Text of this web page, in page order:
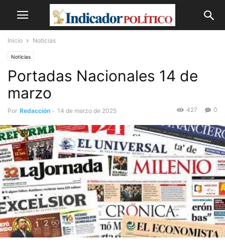
Inicio Noticias
Noticias
Portadas Nacionales 14 de
marzo
Por Redacción - 14 de marzo de 2025 0
427